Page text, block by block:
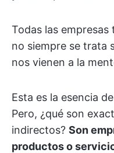
Todas las
no siempre se trata
nos vienen a la
Esta es la esencia
Pero, ¿qué son
indirectos? Son
productos o